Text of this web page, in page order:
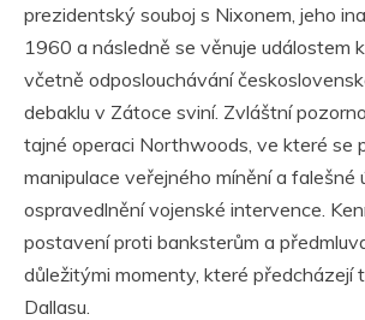
prezidentský souboj s Nixonem, jeho
1960 a následně se věnuje událostem
včetně odposlouchávání
debaklu v Zátoce sviní. Zvláštní
tajné operaci Northwoods, ve které se
manipulace veřejného mínění a falešné
ospravedlnění vojenské intervence.
postavení proti banksterům a
důležitými momenty, které předcházejí
Dallasu.